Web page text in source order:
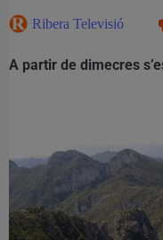
Ribera Televisió
A partir de dimecres